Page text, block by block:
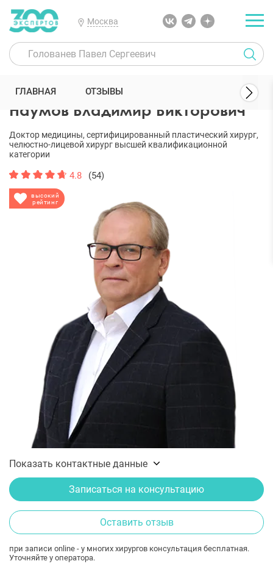
Москва
300 Экспертов Пластические хирурги Наумов Владимир
Наумов Владимир Викторович
высокий
рейтинг
Доктор медицины, сертифицированный пластический хирург,
челюстно-лицевой хирург высшей квалификационной
категории
4.8 (54)
Показать контактные данные
Записаться на консультацию
Оставить отзыв
при записи online - у многих хирургов консультация бесплатная.
Уточняйте у оператора.
ГЛАВНАЯ ОТЗЫВЫ